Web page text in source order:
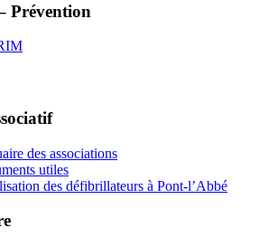
Prévention
des associations
utiles
des défibrillateurs à Pont-l’Abbé